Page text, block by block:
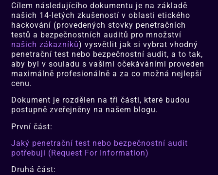
Cílem následujícího dokumentu je na základě
našich 14-letých zkušeností v oblasti etického
hackování (provedených stovky penetračních
testů a bezpečnostních auditů pro množství
našich zákazníků) vysvětlit jak si vybrat vhodný
penetrační test nebo bezpečnostní audit, a to tak,
aby byl v souladu s vašimi očekáváními proveden
maximálně profesionálně a za co možná nejlepší
cenu.
Dokument je rozdělen na tři části, které budou
postupně zveřejněny na našem blogu.
První část:
Jaký penetrační test nebo bezpečnostní audit
potřebuji (Request For Information)
Druhá část: